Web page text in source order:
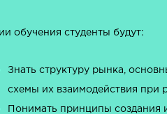
обучения студенты будут:
Знать структуру рынка,
схемы их взаимодействия при
Понимать принципы создания